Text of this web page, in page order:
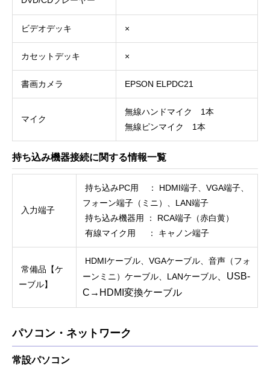
ビデオデッキ ×
カセットデッキ ×
書画カメラ EPSON ELPDC21
マイク
無線ハンドマイク 1本
無線ピンマイク 1本
持ち込み機器接続に関する情報一覧
入力端子
持ち込みPC用 ： HDMI端子、VGA端子、
フォーン端子（ミニ）、LAN端子
持ち込み機器用 ： RCA端子（赤白黄）
有線マイク用 ： キャノン端子
常備品【ケ
ーブル】
HDMIケーブル、VGAケーブル、音声（フォ
ーンミニ）ケーブル、LANケーブル
USB-
C→ HDMI変換ケーブル
パソコン・ネットワーク
常設パソコン